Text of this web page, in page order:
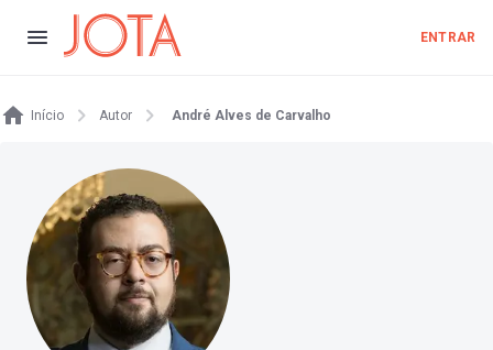
ENTRAR
Início Autor André Alves de Carvalho